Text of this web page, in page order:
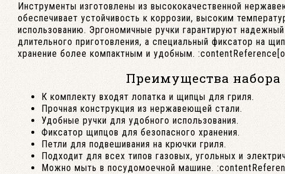
Инструменты изготовлены из высококачественной
обеспечивает устойчивость к коррозии, высоким
использованию. Эргономичные ручки гарантируют
длительного приготовления, а специальный фиксатор на
хранение более компактным и удобным.
Преимущества набора
К комплекту входят лопатка и щипцы для гриля.
Прочная конструкция из нержавеющей стали.
Удобные ручки для удобного использования.
Фиксатор щипцов для безопасного хранения.
Петли для подвешивания на крючки гриля.
Подходит для всех типов газовых, угольных и
Можно мыть в посудомоечной машине.